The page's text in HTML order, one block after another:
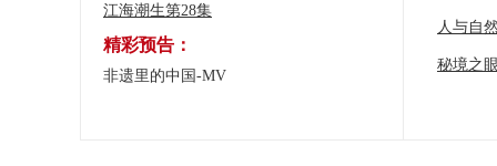
江海潮生第28集
精彩预告：
非遗里的中国-MV
人与自
秘境之